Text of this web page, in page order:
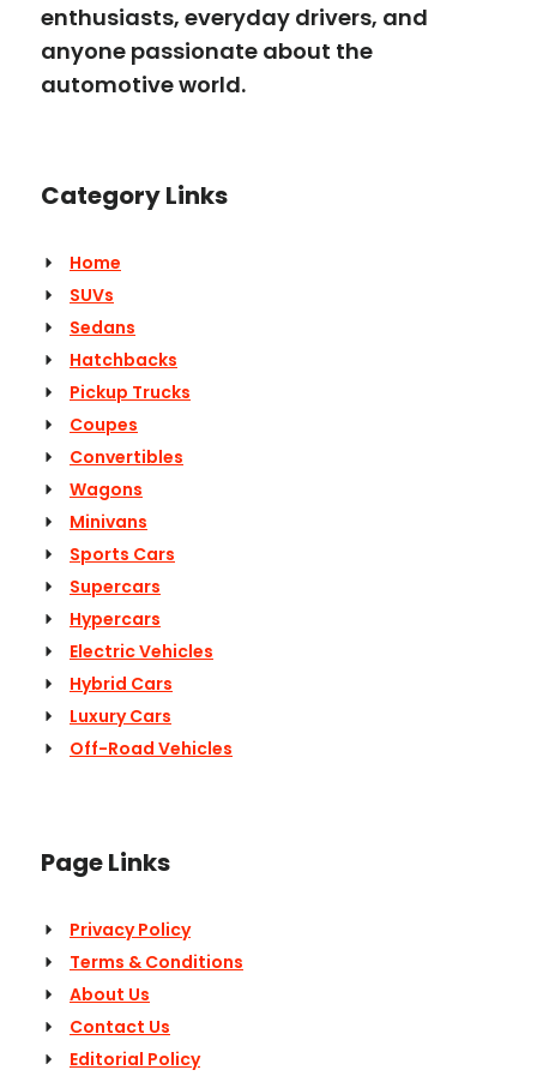
enthusiasts, everyday drivers, and
anyone passionate about the
automotive world.
Category Links
Home
SUVs
Sedans
Hatchbacks
Pickup Trucks
Coupes
Convertibles
Wagons
Minivans
Sports Cars
Supercars
Hypercars
Electric Vehicles
Hybrid Cars
Luxury Cars
Off-Road Vehicles
Page Links
Privacy Policy
Terms & Conditions
About Us
Contact Us
Editorial Policy